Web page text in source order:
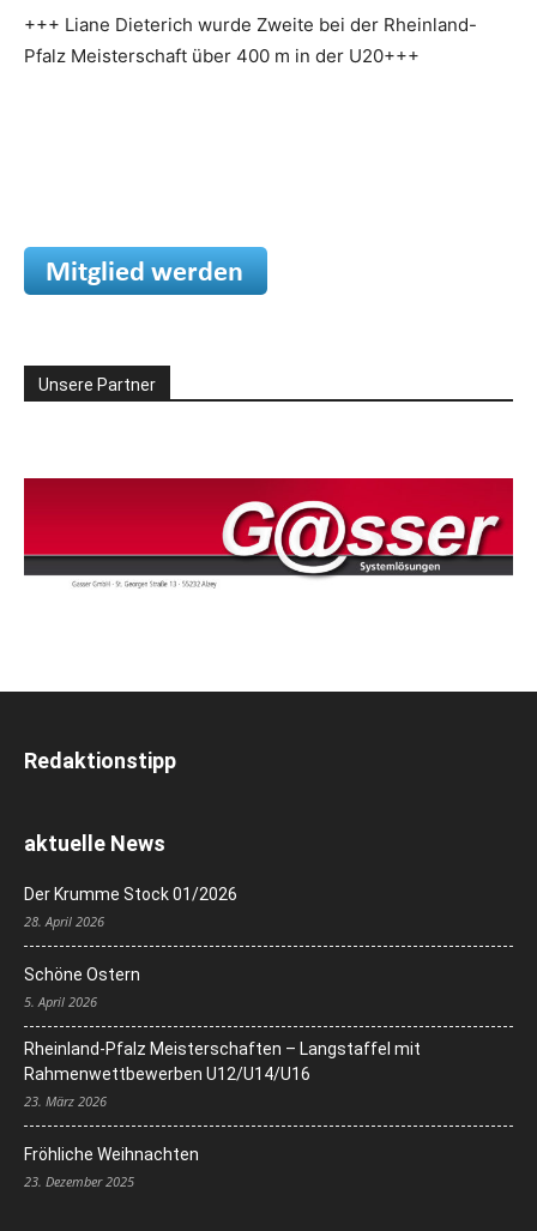
+++ Liane Dieterich wurde Zweite bei der Rheinland-
Pfalz Meisterschaft über 400 m in der U20+++
Unsere Partner
Redaktionstipp
aktuelle News
Der Krumme Stock 01/2026
28. April 2026
Schöne Ostern
5. April 2026
Rheinland-Pfalz Meisterschaften – Langstaffel mit
Rahmenwettbewerben U12/U14/U16
23. März 2026
Fröhliche Weihnachten
23. Dezember 2025